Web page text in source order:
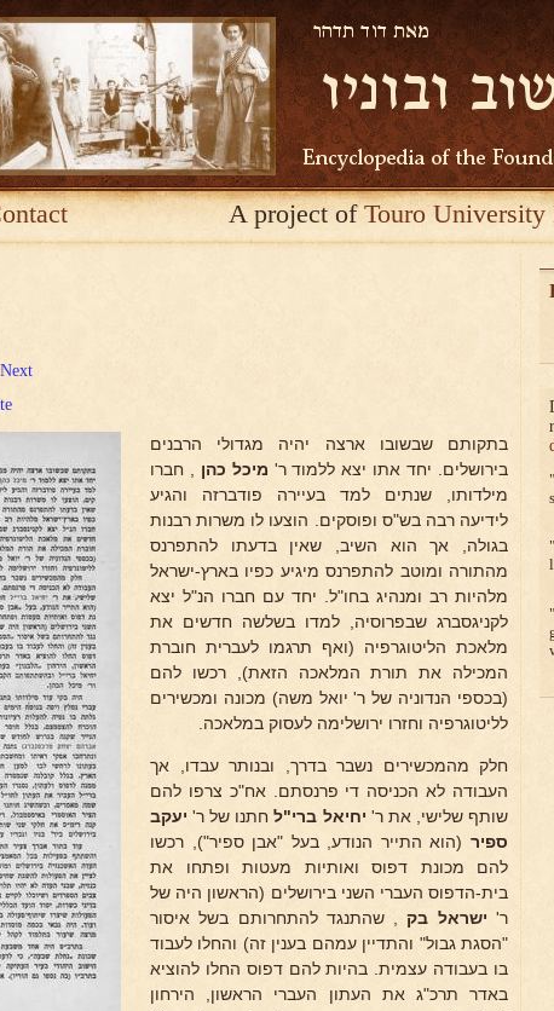
A project ofTouro
Next
בתקותם שבשובו ארצה יהיה מגדולי הרבנים
בירושלים. יחד אתו יצא ללמוד ר' מיכל כהן , חברו
מילדותו, שנתים למד בעיירה פודברזה והגיע
לידיעה רבה בש"ס ופוסקים. הוצעו לו משרות רבנות
בגולה, אך הוא השיב, שאין בדעתו להתפרנס
מהתורה ומוטב להתפרנס מיגיע כפיו בארץ-ישראל
מלהיות רב ומנהיג בחו"ל. יחד עם חברו הנ"ל יצא
לקניגסברג שבפרוסיה, למדו בשלשה חדשים את
מלאכת הליטוגרפיה (ואף תרגמו לעברית חוברת
המכילה את תורת המלאכה הזאת), רכשו להם
(בכספי הנדוניה של ר' יואל משה) מכונה ומכשירים
לליטוגרפיה וחזרו ירושלימה לעסוק במלאכה.
חלק מהמכשירים נשבר בדרך, ובנותר עבדו, אך
העבודה לא הכניסה די פרנסתם. אח"כ צרפו להם
שותף שלישי, את ר' יחיאל ברי"לחתנו של ר' יעקב
ספיר (הוא התייר הנודע, בעל "אבן ספיר"), רכשו
להם מכונת דפוס ואותיות מעטות ופתחו את
בית-הדפוס העברי השני בירושלים (הראשון היה של
ר' ישראל בק, שהתנגד להתחרותם בשל איסור
"הסגת גבול" והתדיין עמהם בענין זה) והחלו לעבוד
בו בעבודה עצמית. בהיות להם דפוס החלו להוציא
באדר תרכ"ג את העתון העברי הראשון, הירחון